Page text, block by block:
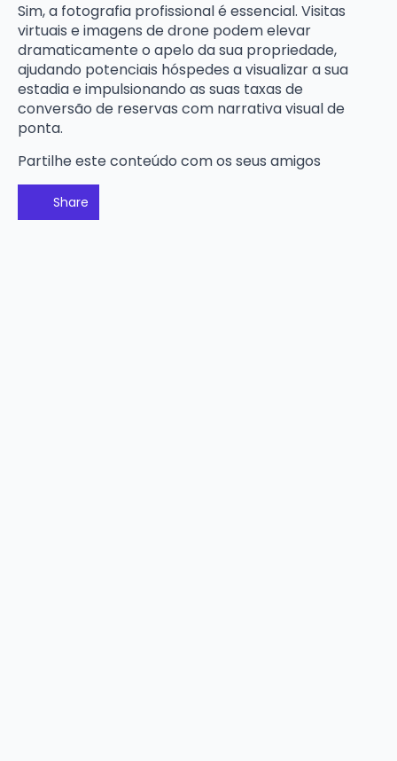
Sim, a fotografia profissional é essencial. Visitas
virtuais e imagens de drone podem elevar
dramaticamente o apelo da sua propriedade,
ajudando potenciais hóspedes a visualizar a sua
estadia e impulsionando as suas taxas de
conversão de reservas com narrativa visual de
ponta.
Partilhe este conteúdo com os seus amigos
Share